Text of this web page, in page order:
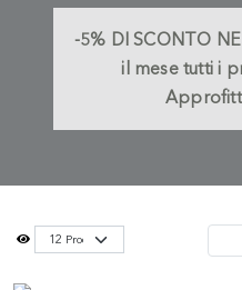
-5% DI SCONTO
il mese tutti i